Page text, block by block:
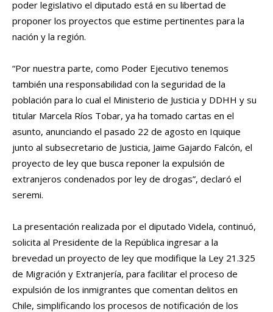
poder legislativo el diputado está en su libertad de
proponer los proyectos que estime pertinentes para la
nación y la región.
“Por nuestra parte, como Poder Ejecutivo tenemos
también una responsabilidad con la seguridad de la
población para lo cual el Ministerio de Justicia y DDHH y su
titular Marcela Ríos Tobar, ya ha tomado cartas en el
asunto, anunciando el pasado 22 de agosto en Iquique
junto al subsecretario de Justicia, Jaime Gajardo Falcón, el
proyecto de ley que busca reponer la expulsión de
extranjeros condenados por ley de drogas”, declaró el
seremi.
La presentación realizada por el diputado Videla, continuó,
solicita al Presidente de la República ingresar a la
brevedad un proyecto de ley que modifique la Ley 21.325
de Migración y Extranjería, para facilitar el proceso de
expulsión de los inmigrantes que comentan delitos en
Chile, simplificando los procesos de notificación de los